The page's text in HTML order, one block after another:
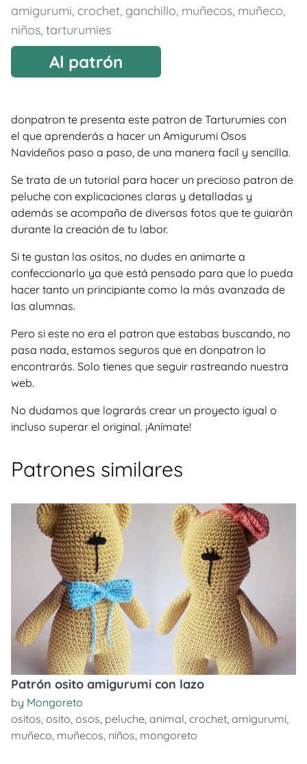
amigurumi, crochet, ganchillo, muñecos, muñeco,
niños, tarturumies
Al patrón
donpatron te presenta este patron de Tarturumies con
el que aprenderás a hacer un Amigurumi Osos
Navideños paso a paso, de una manera facil y sencilla.
Se trata de un tutorial para hacer un precioso patron de
peluche con explicaciones claras y detalladas y
además se acompaña de diversas fotos que te guiarán
durante la creación de tu labor.
Si te gustan las ositos, no dudes en animarte a
confeccionarlo ya que está pensado para que lo pueda
hacer tanto un principiante como la más avanzada de
las alumnas.
Pero si este no era el patron que estabas buscando, no
pasa nada, estamos seguros que en donpatron lo
encontrarás. Solo tienes que seguir rastreando nuestra
web.
No dudamos que lograrás crear un proyecto igual o
incluso superar el original. ¡Anímate!
Patrones similares
Patrón osito amigurumi con lazo
by Mongoreto
ositos, osito, osos, peluche, animal, crochet, amigurumi,
muñeco, muñecos, niños, mongoreto